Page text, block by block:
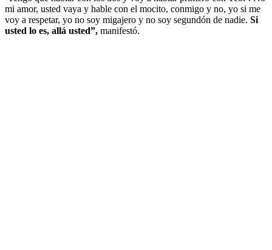
mi amor, usted vaya y hable con el mocito, conmigo y no, yo si me
voy a respetar, yo no soy migajero y no soy segundón de nadie. Si
usted lo es, allá usted”, manifestó.